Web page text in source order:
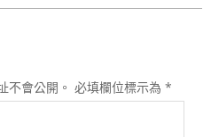
不會公開。 必填欄位標示為 *